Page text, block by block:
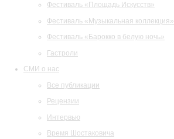
Фестиваль «Площадь Искусств»
Фестиваль «Музыкальная коллекция»
Фестиваль «Барокко в белую ночь»
Гастроли
СМИ о нас
Все публикации
Рецензии
Интервью
Время Шостаковича